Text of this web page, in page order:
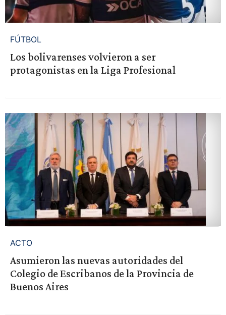
FÚTBOL
Los bolivarenses volvieron a ser
protagonistas en la Liga Profesional
ACTO
Asumieron las nuevas autoridades del
Colegio de Escribanos de la Provincia de
Buenos Aires